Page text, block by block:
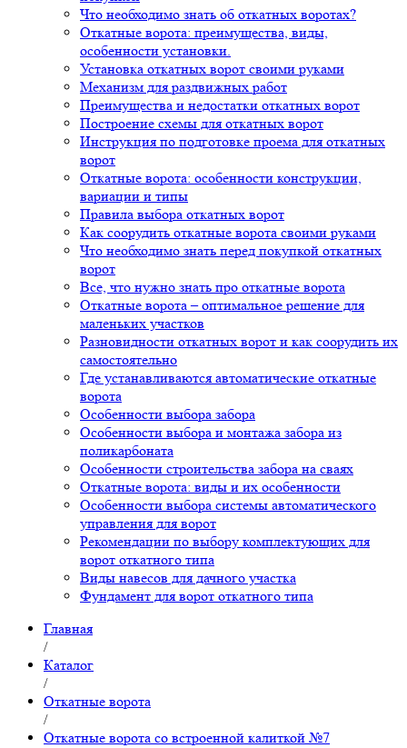
Что необходимо знать об откатных воротах?
Откатные ворота: преимущества, виды,
особенности установки.
Установка откатных ворот своими руками
Механизм для раздвижных работ
Преимущества и недостатки откатных ворот
Построение схемы для откатных ворот
Инструкция по подготовке проема для откатных
ворот
Откатные ворота: особенности конструкции,
вариации и типы
Правила выбора откатных ворот
Как соорудить откатные ворота своими руками
Что необходимо знать перед покупкой откатных
ворот
Все, что нужно знать про откатные ворота
Откатные ворота – оптимальное решение для
маленьких участков
Разновидности откатных ворот и как соорудить их
самостоятельно
Где устанавливаются автоматические откатные
ворота
Особенности выбора забора
Особенности выбора и монтажа забора из
поликарбоната
Особенности строительства забора на сваях
Откатные ворота: виды и их особенности
Особенности выбора системы автоматического
управления для ворот
Рекомендации по выбору комплектующих для
ворот откатного типа
Виды навесов для дачного участка
Фундамент для ворот откатного типа
Главная
/
Каталог
/
Откатные ворота
/
Откатные ворота со встроенной калиткой №7